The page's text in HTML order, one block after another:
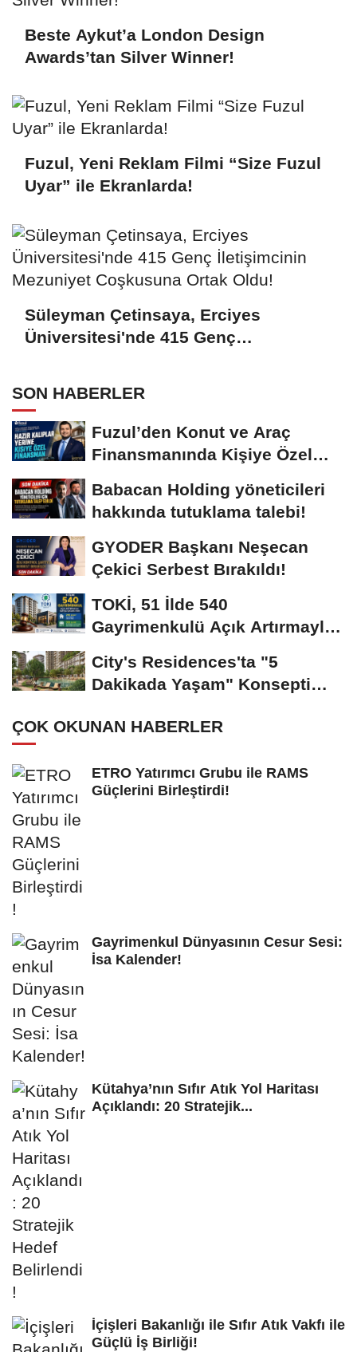
Beste Aykut’a London Design
Awards’tan Silver Winner!
Fuzul, Yeni Reklam Filmi “Size Fuzul
Uyar” ile Ekranlarda!
Süleyman Çetinsaya, Erciyes
Üniversitesi'nde 415 Genç
SON HABERLER
Fuzul’den Konut ve Araç
Finansmanında Kişiye Özel
Babacan Holding yöneticileri
hakkında tutuklama talebi!
GYODER Başkanı Neşecan
Çekici Serbest Bırakıldı!
TOKİ, 51 İlde 540
Gayrimenkulü Açık Artırmayla
City's Residences'ta "5
Dakikada Yaşam" Konsepti
ÇOK OKUNAN HABERLER
ETRO Yatırımcı Grubu ile RAMS
Güçlerini Birleştirdi!
Gayrimenkul Dünyasının Cesur Sesi:
İsa Kalender!
Kütahya’nın Sıfır Atık Yol Haritası
Açıklandı: 20 Stratejik...
İçişleri Bakanlığı ile Sıfır Atık Vakfı ile
Güçlü İş Birliği!